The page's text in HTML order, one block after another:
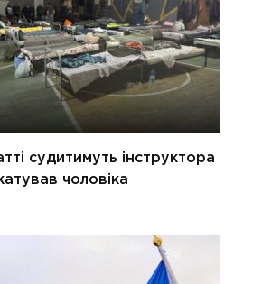
судитимуть інструктора
чоловіка